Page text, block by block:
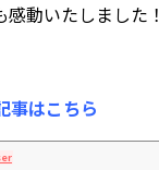
動いたしました！
事はこちら